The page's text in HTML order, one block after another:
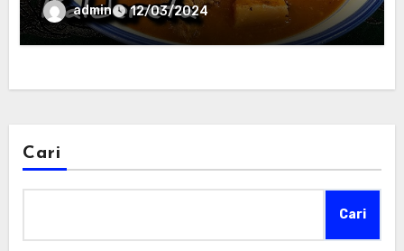
admin 12/03/2024
Cari
Cari